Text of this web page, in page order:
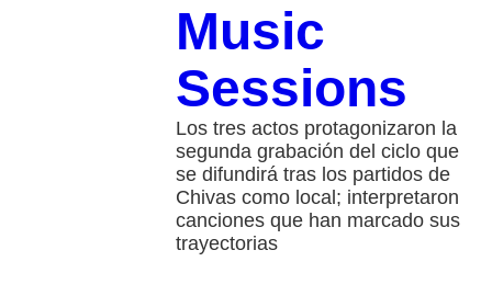
Music
Sessions
Los tres actos protagonizaron la
segunda grabación del ciclo que
se difundirá tras los partidos de
Chivas como local; interpretaron
canciones que han marcado sus
trayectorias